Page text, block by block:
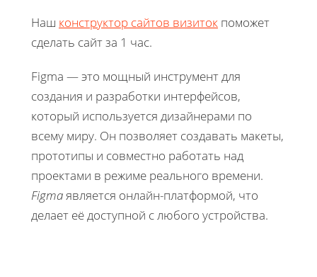
Наш конструктор сайтов визиток поможет
сделать сайт за 1 час.
Figma — это мощный инструмент для
создания и разработки интерфейсов,
который используется дизайнерами по
всему миру. Он позволяет создавать макеты,
прототипы и совместно работать над
проектами в режиме реального времени.
Figmaявляется онлайн-платформой, что
делает её доступной с любого устройства.